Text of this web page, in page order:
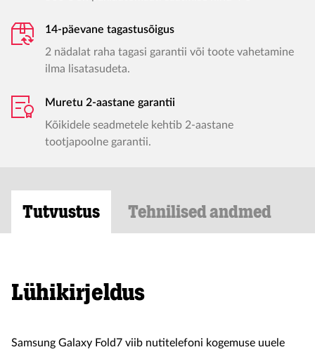
14-päevane tagastusõigus
2 nädalat raha tagasi garantii või toote vahetamine
ilma lisatasudeta.
Muretu 2-aastane garantii
Kõikidele seadmetele kehtib 2-aastane
tootjapoolne garantii.
Tutvustus Tehnilised andmed
Lühikirjeldus
Samsung Galaxy Fold7 viib nutitelefoni kogemuse uuele